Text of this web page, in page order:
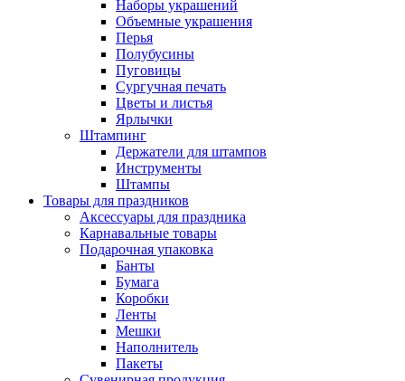
Наборы украшений
Объемные украшения
Перья
Полубусины
Пуговицы
Сургучная печать
Цветы и листья
Ярлычки
Штампинг
Держатели для штампов
Инструменты
Штампы
Товары для праздников
Аксессуары для праздника
Карнавальные товары
Подарочная упаковка
Банты
Бумага
Коробки
Ленты
Мешки
Наполнитель
Пакеты